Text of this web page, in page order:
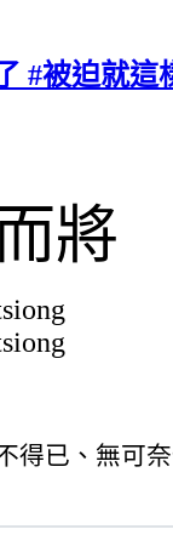
#被迫就這
將
音
得已、無可奈